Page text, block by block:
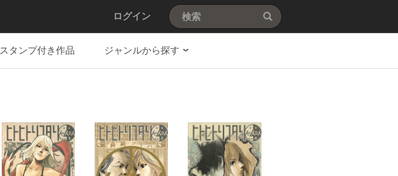
ログイン
スタンプ付き作品 ジャンルから探す